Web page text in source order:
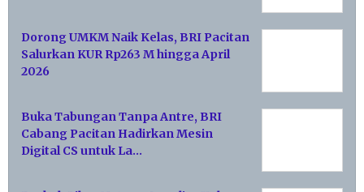
Dorong UMKM Naik Kelas, BRI Pacitan
Salurkan KUR Rp263 M hingga April
2026
Buka Tabungan Tanpa Antre, BRI
Cabang Pacitan Hadirkan Mesin
Digital CS untuk La…